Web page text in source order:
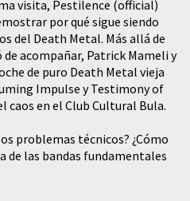
visita, Pestilence (official)
por qué sigue siendo
del Death Metal. Más allá de
acompañar, Patrick Mameli y
de puro Death Metal vieja
Impulse y Testimony of
caos en el Club Cultural Bula.
problemas técnicos? ¿Cómo
de las bandas fundamentales